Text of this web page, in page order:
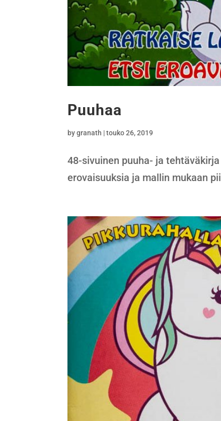
Puuhaa
bygranath |touko 26, 2019
48-sivuinen puuha- ja
erovaisuuksia ja mallin mukaan